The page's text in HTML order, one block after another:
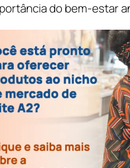
do bem-estar